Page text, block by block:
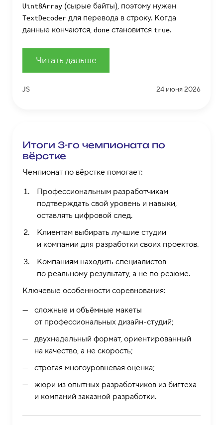
Uint8Array (сырые байты), поэтому нужен
TextDecoder для перевода в строку. Когда
данные кончаются, done становится true.
Читать дальше
JS 24 июня 2026
Итоги 3-го чемпионата по
вёрстке
Чемпионат по вёрстке помогает:
Профессиональным разработчикам
подтверждать свой уровень и навыки,
оставлять цифровой след.
Клиентам выбирать лучшие студии
и компании для разработки своих проектов.
Компаниям находить специалистов
по реальному результату, а не по резюме.
Ключевые особенности соревнования:
сложные и объёмные макеты
от профессиональных дизайн-студий;
двухнедельный формат, ориентированный
на качество, а не скорость;
строгая многоуровневая оценка;
жюри из опытных разработчиков из бигтеха
и компаний заказной разработки.